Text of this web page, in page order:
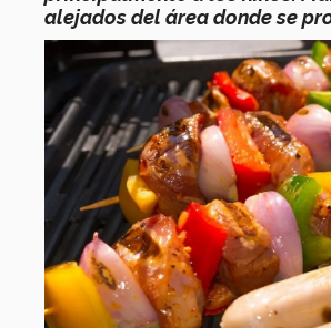
alejados del área donde se